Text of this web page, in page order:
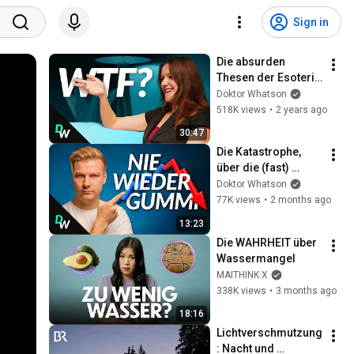
Sign in
30:47
Die absurden
Thesen der Esoterik
| Quantenphysikerin
reagiert
Doktor Whatson
518K views • 2 years ago
13:23
Die Katastrophe,
über die (fast)
niemand spricht
Doktor Whatson
77K views • 2 months ago
18:16
Die WAHRHEIT über
Wassermangel
MAITHINK X
338K views • 3 months ago
Lichtverschmutzung
: Nacht und